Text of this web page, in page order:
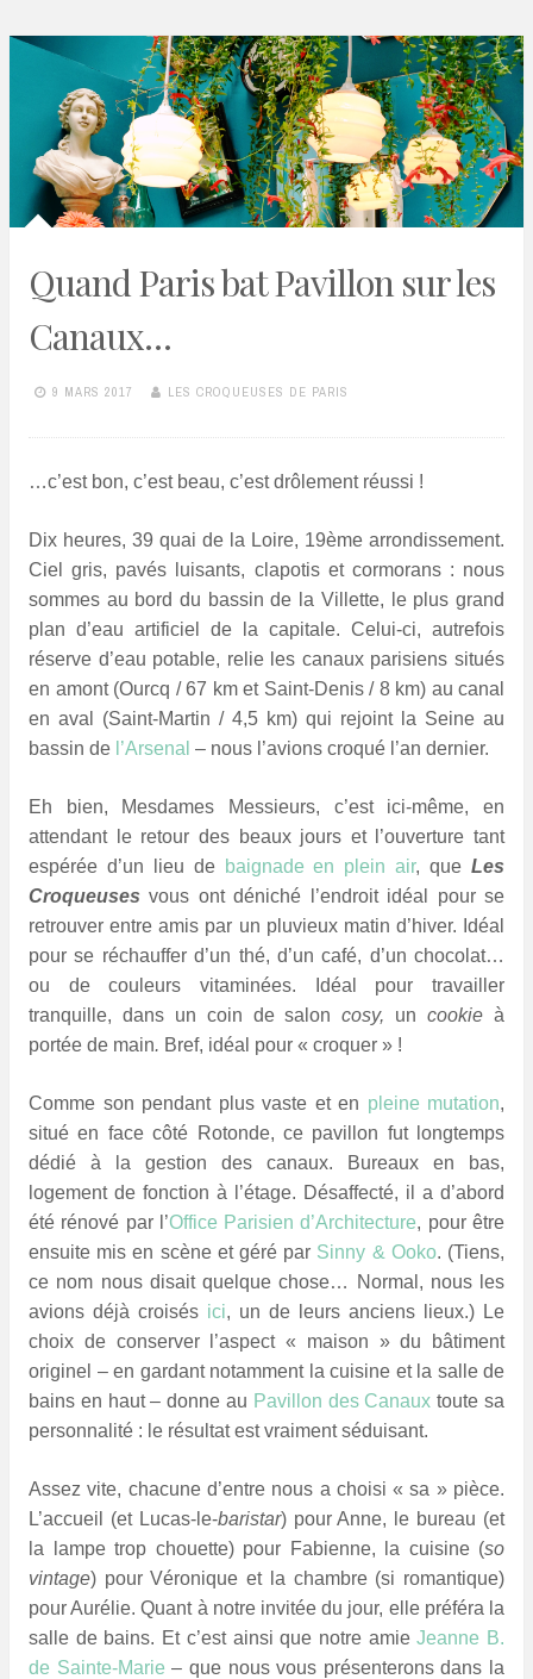
Quand Paris bat Pavillon sur les
Canaux…
9 MARS 2017 LES CROQUEUSES DE PARIS
…c’est bon, c’est beau, c’est drôlement réussi !
Dix heures, 39 quai de la Loire, 19ème arrondissement.
Ciel gris, pavés luisants, clapotis et cormorans : nous
sommes au bord du bassin de la Villette, le plus grand
plan d’eau artificiel de la capitale. Celui-ci, autrefois
réserve d’eau potable, relie les canaux parisiens situés
en amont (Ourcq / 67 km et Saint-Denis / 8 km) au canal
en aval (Saint-Martin / 4,5 km) qui rejoint la Seine au
bassin de l’Arsenal – nous l’avions croqué l’an dernier.
Eh bien, Mesdames Messieurs, c’est ici-même, en
attendant le retour des beaux jours et l’ouverture tant
espérée d’un lieu de baignade en plein air, queLes
Croqueuses vous ont déniché l’endroit idéal pour se
retrouver entre amis par un pluvieux matin d’hiver. Idéal
pour se réchauffer d’un thé, d’un café, d’un chocolat…
ou de couleurs vitaminées. Idéal pour travailler
tranquille, dans un coin de saloncosy, uncookieà
portée de main. Bref, idéal pour « croquer » !
Comme son pendant plus vaste et en pleine mutation,
situé en face côté Rotonde, ce pavillon fut longtemps
dédié à la gestion des canaux. Bureaux en bas,
logement de fonction à l’étage. Désaffecté, il a d’abord
été rénové par l’Office Parisien d’Architecture, pour être
ensuite mis en scène et géré par Sinny & Ooko. (Tiens,
ce nom nous disait quelque chose… Normal, nous les
avions déjà croisés ici, un de leurs anciens lieux.) Le
choix de conserver l’aspect « maison » du bâtiment
originel – en gardant notamment la cuisine et la salle de
bains en haut – donne au Pavillon des Canaux toute sa
personnalité : le résultat est vraiment séduisant.
Assez vite, chacune d’entre nous a choisi « sa » pièce.
L’accueil (et Lucas-le-baristar) pour Anne, le bureau (et
la lampe trop chouette) pour Fabienne, la cuisine (so
vintage) pour Véronique et la chambre (si romantique)
pour Aurélie. Quant à notre invitée du jour, elle préféra la
salle de bains. Et c’est ainsi que notre amieJeanne B.
de Sainte-Marie – que nous vous présenterons dans la